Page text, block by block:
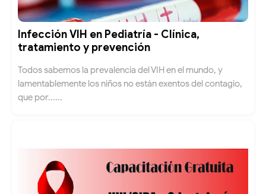
Infección VIH en Pediatría - Clínica,
tratamiento y prevención
Todos sabemos la prevalencia del VIH en el mundo, y
lamentablemente los niños no están exentos del contagio,
que por......